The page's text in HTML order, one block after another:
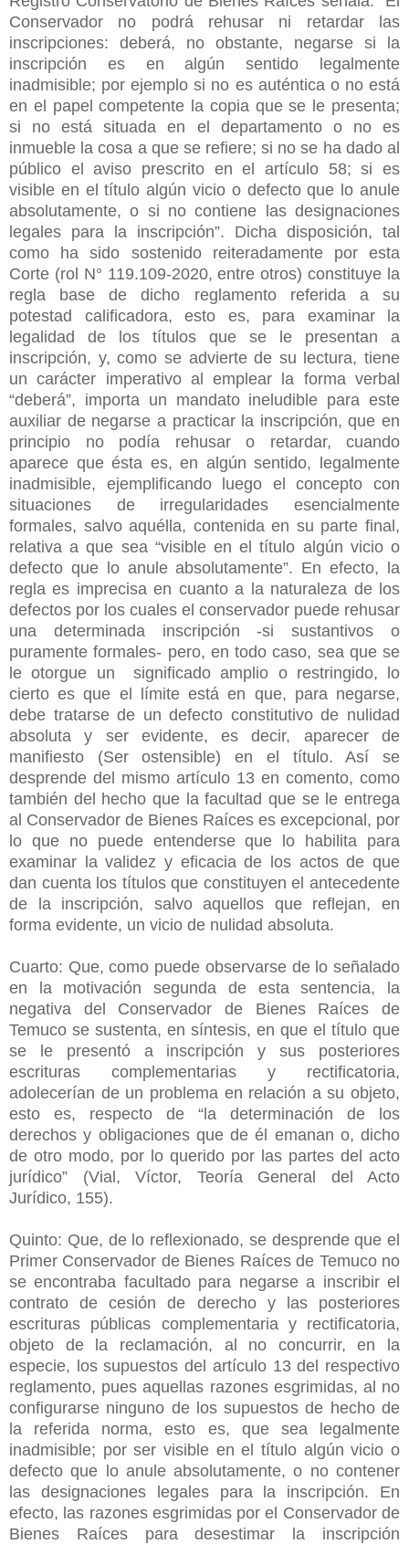
Conservador no podrá rehusar ni retardar las
inscripciones: deberá, no obstante, negarse si la
inscripción es en algún sentido legalmente
inadmisible; por ejemplo si no es auténtica o no está
en el papel competente la copia que se le presenta;
si no está situada en el departamento o no es
inmueble la cosa a que se refiere; si no se ha dado al
público el aviso prescrito en el artículo 58; si es
visible en el título algún vicio o defecto que lo anule
absolutamente, o si no contiene las designaciones
legales para la inscripción”. Dicha disposición, tal
como ha sido sostenido reiteradamente por esta
Corte (rol N° 119.109-2020, entre otros) constituye la
regla base de dicho reglamento referida a su
potestad calificadora, esto es, para examinar la
legalidad de los títulos que se le presentan a
inscripción, y, como se advierte de su lectura, tiene
un carácter imperativo al emplear la forma verbal
“deberá”, importa un mandato ineludible para este
auxiliar de negarse a practicar la inscripción, que en
principio no podía rehusar o retardar, cuando
aparece que ésta es, en algún sentido, legalmente
inadmisible, ejemplificando luego el concepto con
situaciones de irregularidades esencialmente
formales, salvo aquélla, contenida en su parte final,
relativa a que sea “visible en el título algún vicio o
defecto que lo anule absolutamente”. En efecto, la
regla es imprecisa en cuanto a la naturaleza de los
defectos por los cuales el conservador puede rehusar
una determinada inscripción -si sustantivos o
puramente formales- pero, en todo caso, sea que se
le otorgue un significado amplio o restringido, lo
cierto es que el límite está en que, para negarse,
debe tratarse de un defecto constitutivo de nulidad
absoluta y ser evidente, es decir, aparecer de
manifiesto (Ser ostensible) en el título. Así se
desprende del mismo artículo 13 en comento, como
también del hecho que la facultad que se le entrega
al Conservador de Bienes Raíces es excepcional, por
lo que no puede entenderse que lo habilita para
examinar la validez y eficacia de los actos de que
dan cuenta los títulos que constituyen el antecedente
de la inscripción, salvo aquellos que reflejan, en
forma evidente, un vicio de nulidad absoluta.
Cuarto: Que, como puede observarse de lo señalado
en la motivación segunda de esta sentencia, la
negativa del Conservador de Bienes Raíces de
Temuco se sustenta, en síntesis, en que el título que
se le presentó a inscripción y sus posteriores
escrituras complementarias y rectificatoria,
adolecerían de un problema en relación a su objeto,
esto es, respecto de “la determinación de los
derechos y obligaciones que de él emanan o, dicho
de otro modo, por lo querido por las partes del acto
jurídico” (Vial, Víctor, Teoría General del Acto
Jurídico, 155).
Quinto: Que, de lo reflexionado, se desprende que el
Primer Conservador de Bienes Raíces de Temuco no
se encontraba facultado para negarse a inscribir el
contrato de cesión de derecho y las posteriores
escrituras públicas complementaria y rectificatoria,
objeto de la reclamación, al no concurrir, en la
especie, los supuestos del artículo 13 del respectivo
reglamento, pues aquellas razones esgrimidas, al no
configurarse ninguno de los supuestos de hecho de
la referida norma, esto es, que sea legalmente
inadmisible; por ser visible en el título algún vicio o
defecto que lo anule absolutamente, o no contener
las designaciones legales para la inscripción. En
efecto, las razones esgrimidas por el Conservador de
Bienes Raíces para desestimar la inscripción